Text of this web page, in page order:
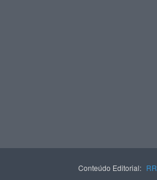
Conteúdo Editorial: RR